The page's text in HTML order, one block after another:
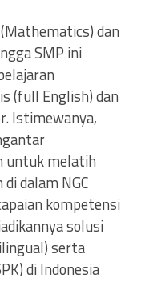
dan
SMP ini
(full English) dan
Istimewanya,
untuk melatih
dalam NGC
kompetensi
solusi
serta
di Indonesia